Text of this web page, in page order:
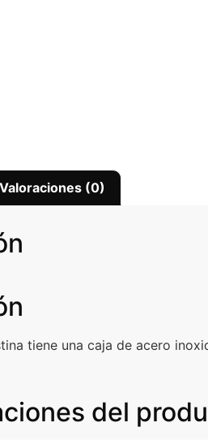
Valoraciones (0)
tiene una caja de acero
del